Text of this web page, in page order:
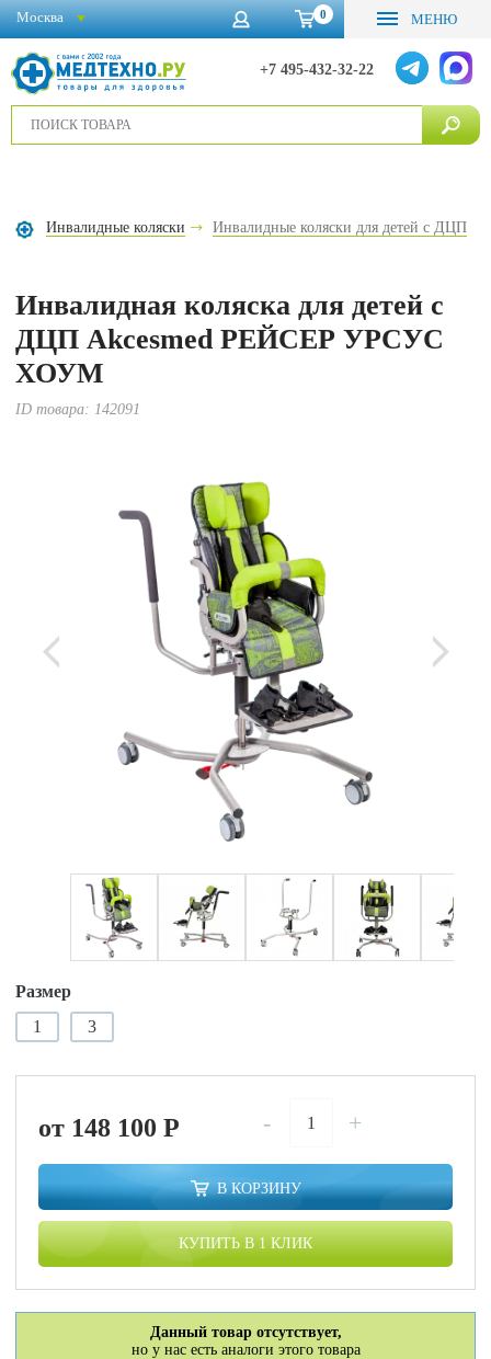
0 МЕНЮ
+7 495-432-32-22
Москва
Инвалидные коляски Инвалидные коляски для детей с ДЦП
Инвалидная коляска для детей с
ДЦП Akcesmed РЕЙСЕР УРСУС
ХОУМ
ID товара: 142091
Размер
1
3
от 148 100P - +
В КОРЗИНУ
КУПИТЬ В 1 КЛИК
Данный товар отсутствует,
но у нас есть аналоги этого товара